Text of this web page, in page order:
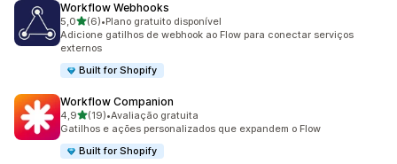
Workflow Webhooks
5,0de 5 estrelas
(6)
6 avaliações ao todo
•Plano gratuito disponível
Adicione gatilhos de webhook ao Flow para conectar serviços
externos
Built for Shopify
Workflow Companion
4,9de 5 estrelas
(19)
19 avaliações ao todo
•Avaliação gratuita
Gatilhos e ações personalizados que expandem o Flow
Built for Shopify